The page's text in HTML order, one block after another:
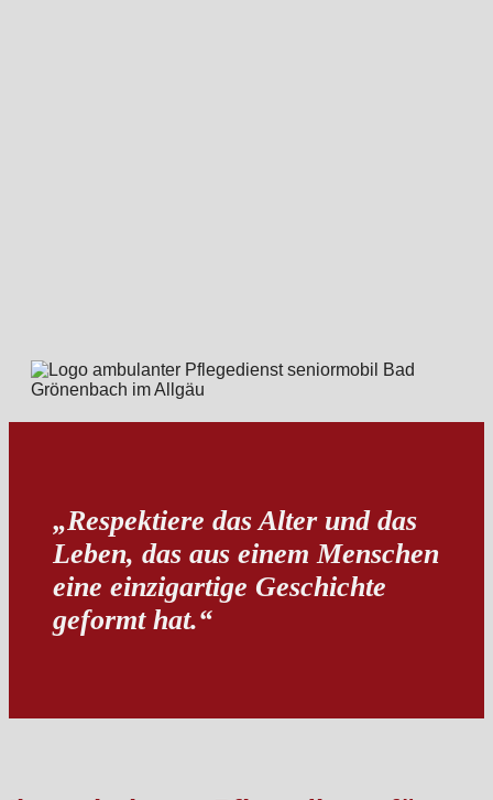
„Respektiere das Alter und das
Leben, das aus einem Menschen
eine einzigartige Geschichte
geformt hat.“